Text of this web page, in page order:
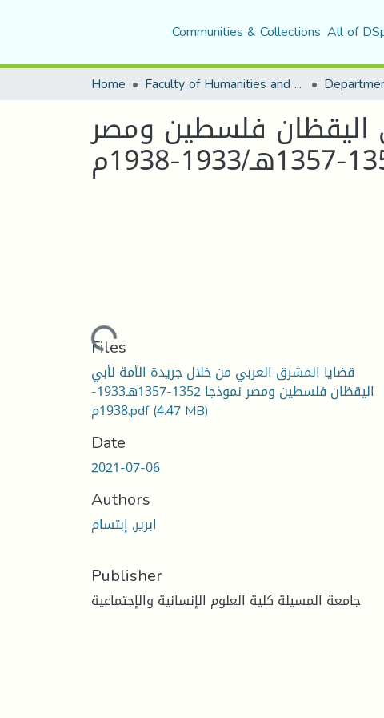
Communities & Collections All of
Home Faculty of Humanities and Social Sciences
اليقظان فلسطين ومصر
Loading...
Files
قضايا المشرق العربي من خلال جريدة الأمة لأبي
اليقظان فلسطين ومصر نموذجا 1352-‏‏1357هـ1933-
1938م.pdf(4.47 MB)
Date
2021-07-06
Authors
ابرير, إبتسام
Publisher
جامعة المسيلة كلية العلوم الإنسانية والإجتماعية